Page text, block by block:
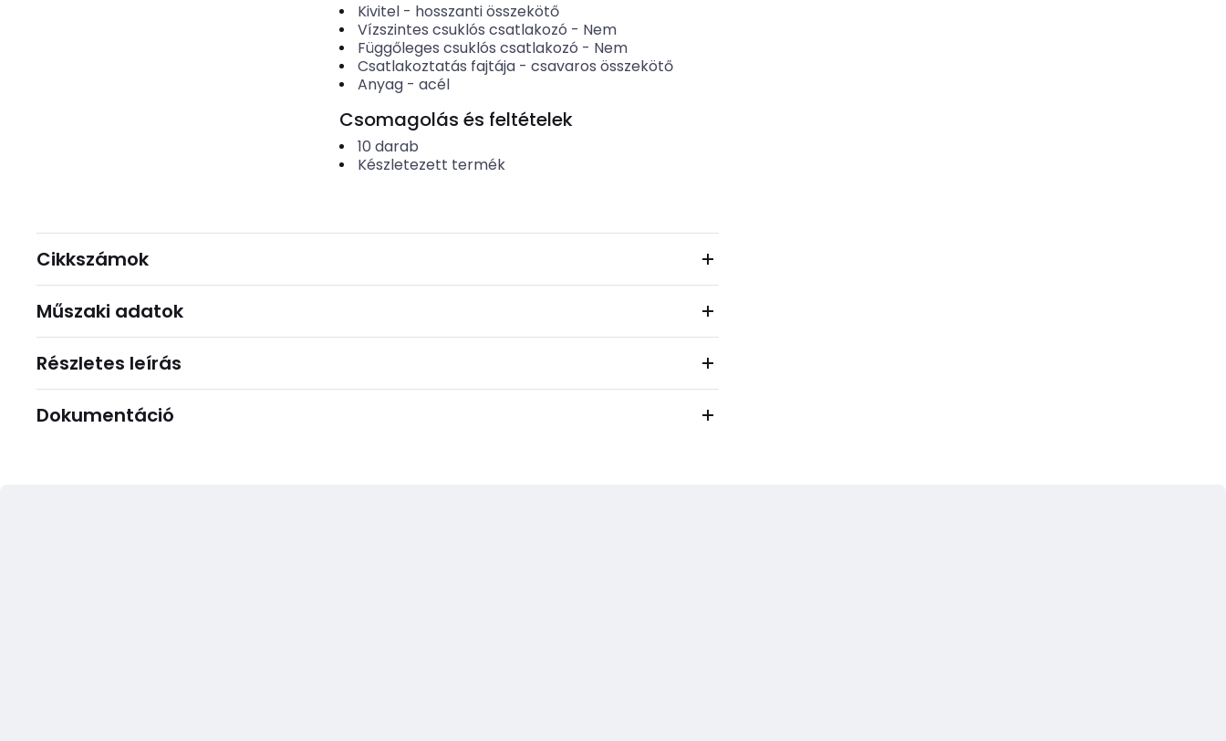
Kivitel- hosszanti összekötő
Vízszintes csuklós csatlakozó - Nem
Függőleges csuklós csatlakozó - Nem
Csatlakoztatás fajtája- csavaros összekötő
Anyag- acél
Csomagolás és feltételek
10 darab
Készletezett termék
Cikkszámok
Műszaki adatok
Részletes leírás
Dokumentáció